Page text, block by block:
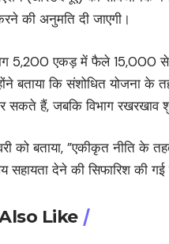
की अनुमति दी जाएगी।
5,200 एकड़ में फैले 15,000
बताया कि संशोधित योजना
सकते हैं, जबकि विभाग रखरखाव
को बताया, ”एकीकृत नीति के
सहायता देने की सिफारिश की गई
Like